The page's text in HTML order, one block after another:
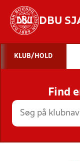
DBU
KLUB/HOLD
Find